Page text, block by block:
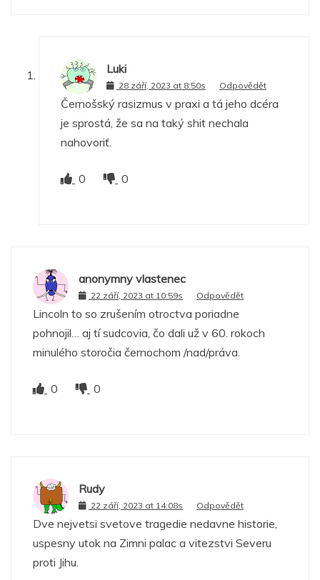
Luki
28 září, 2023 at 8:50s Odpovědět
Černošský rasizmus v praxi a tá jeho dcéra
je sprostá, že sa na taký shit nechala
nahovoriť.
0 0
anonymny vlastenec
22 září, 2023 at 10:59s Odpovědět
Lincoln to so zrušením otroctva poriadne
pohnojil… aj tí sudcovia, čo dali už v 60. rokoch
minulého storočia černochom /nad/práva.
0 0
Rudy
22 září, 2023 at 14:08s Odpovědět
Dve nejvetsi svetove tragedie nedavne historie,
uspesny utok na Zimni palac a vitezstvi Severu
proti Jihu.